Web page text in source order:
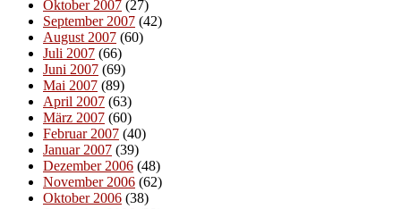
Oktober 2007 (27)
September 2007 (42)
August 2007 (60)
Juli 2007 (66)
Juni 2007 (69)
Mai 2007 (89)
April 2007 (63)
März 2007 (60)
Februar 2007 (40)
Januar 2007 (39)
Dezember 2006 (48)
November 2006 (62)
Oktober 2006 (38)